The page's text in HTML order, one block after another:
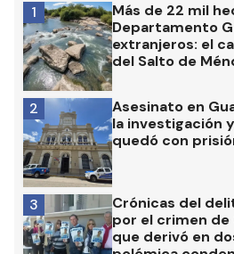
Más de 22 mil
Departamento
extranjeros: el
del Salto de
1
Asesinato en
la investigación
quedó con
2
Crónicas del
por el crimen de
que derivó en
3